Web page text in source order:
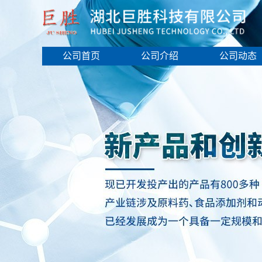
公司首页 公司介绍 公司动态